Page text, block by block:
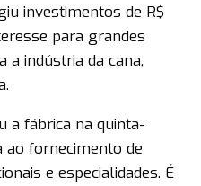
investimentos de R$
para grandes
indústria da cana,
a fábrica na quinta-
ao fornecimento de
e especialidades. É